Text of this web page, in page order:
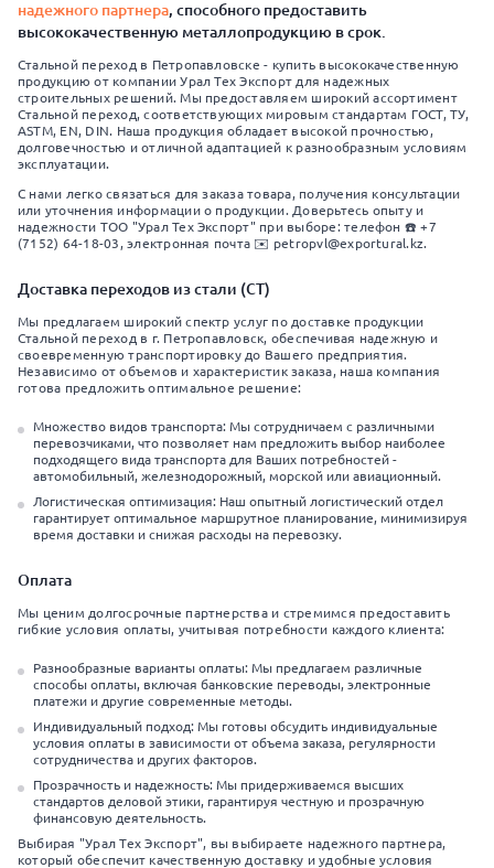
надежного партнера, способного предоставить
высококачественную металлопродукцию в срок.
Стальной переход в Петропавловске - купить высококачественную
продукцию от компании Урал Тех Экспорт для надежных
строительных решений. Мы предоставляем широкий ассортимент
Стальной переход, соответствующих мировым стандартам ГОСТ, ТУ,
ASTM, EN, DIN. Наша продукция обладает высокой прочностью,
долговечностью и отличной адаптацией к разнообразным условиям
эксплуатации.
С нами легко связаться для заказа товара, получения консультации
или уточнения информации о продукции. Доверьтесь опыту и
надежности ТОО "Урал Тех Экспорт" при выборе: телефон ☎️ +7
(7152) 64-18-03, электронная почта ✉️ petropvl@exportural.kz.
Доставка переходов из стали (СТ)
Мы предлагаем широкий спектр услуг по доставке продукции
Стальной переход в г. Петропавловск, обеспечивая надежную и
своевременную транспортировку до Вашего предприятия.
Независимо от объемов и характеристик заказа, наша компания
готова предложить оптимальное решение:
Множество видов транспорта: Мы сотрудничаем с различными
перевозчиками, что позволяет нам предложить выбор наиболее
подходящего вида транспорта для Ваших потребностей -
автомобильный, железнодорожный, морской или авиационный.
Логистическая оптимизация: Наш опытный логистический отдел
гарантирует оптимальное маршрутное планирование, минимизируя
время доставки и снижая расходы на перевозку.
Оплата
Мы ценим долгосрочные партнерства и стремимся предоставить
гибкие условия оплаты, учитывая потребности каждого клиента:
Разнообразные варианты оплаты: Мы предлагаем различные
способы оплаты, включая банковские переводы, электронные
платежи и другие современные методы.
Индивидуальный подход: Мы готовы обсудить индивидуальные
условия оплаты в зависимости от объема заказа, регулярности
сотрудничества и других факторов.
Прозрачность и надежность: Мы придерживаемся высших
стандартов деловой этики, гарантируя честную и прозрачную
финансовую деятельность.
Выбирая "Урал Тех Экспорт", вы выбираете надежного партнера,
который обеспечит качественную доставку и удобные условия